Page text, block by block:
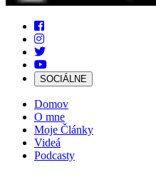
SOCIÁLNE
Domov
O mne
Moje Články
Videá
Podcasty